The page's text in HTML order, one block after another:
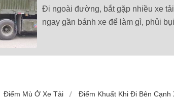
Đi ngoài đường, bắt gặp nhiều xe
ngay gần bánh xe để làm gì, phủi
Điểm Mù Ở Xe Tải Điểm Khuất Khi Đi Bên Cạnh